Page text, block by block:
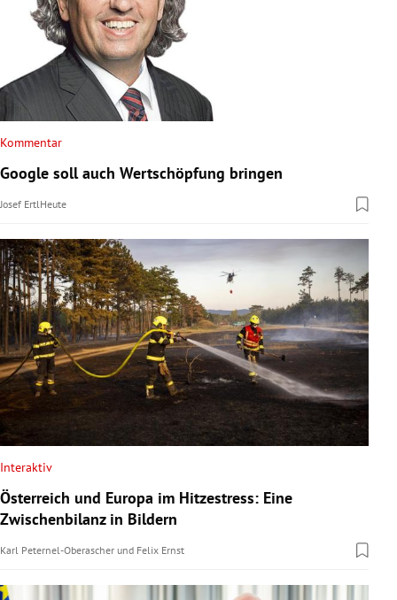
Kommentar
Google soll auch Wertschöpfung bringen
Josef ErtlHeute
Interaktiv
Österreich und Europa im Hitzestress: Eine
Zwischenbilanz in Bildern
Karl Peternel-Oberascher und Felix Ernst